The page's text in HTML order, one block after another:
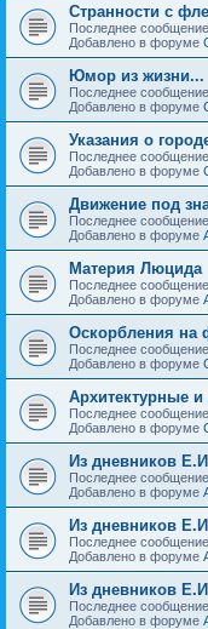
Странности с
Последнее сообщение
Добавлено в форуме
Юмор из жизни...
Последнее сообщение
Добавлено в форуме
Указания о
Последнее сообщение
Добавлено в форуме
Движение под
Последнее сообщение
Добавлено в форуме
Материя Люцида
Последнее сообщение
Добавлено в форуме
Оскорбления на
Последнее сообщение
Добавлено в форуме
Архитектурные
Последнее сообщение
Добавлено в форуме
Из дневников
Последнее сообщение
Добавлено в форуме
Из дневников
Последнее сообщение
Добавлено в форуме
Из дневников
Последнее сообщение
Добавлено в форуме